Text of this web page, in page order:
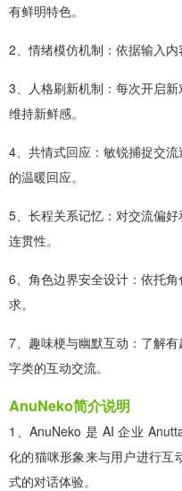
有鲜明特色。
2、情绪模仿机制：依据输入内
3、人格刷新机制：每次开启
维持新鲜感。
4、共情式回应：敏锐捕捉交
的温暖回应。
5、长程关系记忆：对交流偏
连贯性。
6、角色边界安全设计：依托
求。
7、趣味梗与幽默互动：了解
字类的互动交流。
AnuNeko简介说明
1、AnuNeko 是 AI 企业
化的猫咪形象来与用户进行互
式的对话体验。